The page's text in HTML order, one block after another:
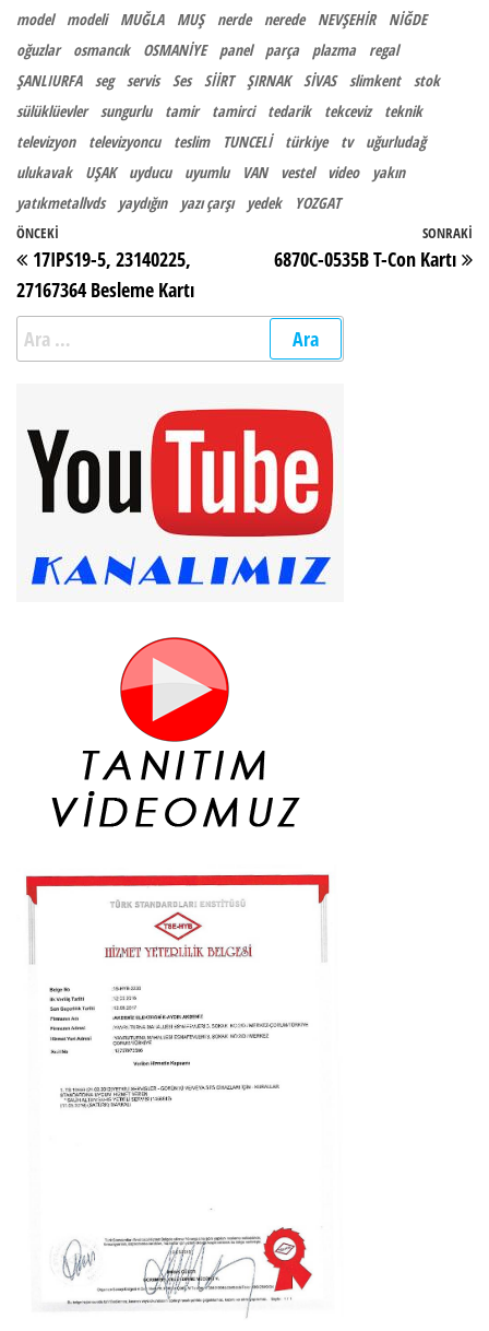
model
modeli MUĞLA MUŞ nerde nerede NEVŞEHİR
NİĞDE
oğuzlar
osmancık OSMANİYE panel parça plazma
regal
ŞANLIURFA
seg servis Ses SİİRT ŞIRNAK SİVAS slimkent
stok
sülüklüevler
sungurlu tamir tamirci tedarik tekceviz
teknik
televizyon
televizyoncu teslim TUNCELİ türkiye tv
uğurludağ
ulukavak
UŞAK uyducu uyumlu VAN vestel video
yakın
yatıkmetallvds
yaydığın yazı çarşı yedek YOZGAT
Yazı gezinmesi
Önceki Yazı
ÖNCEKI
17IPS19-5, 23140225,
27167364 Besleme Kartı
SONRAKI
6870C-0535B T-Con Kartı
Arama: